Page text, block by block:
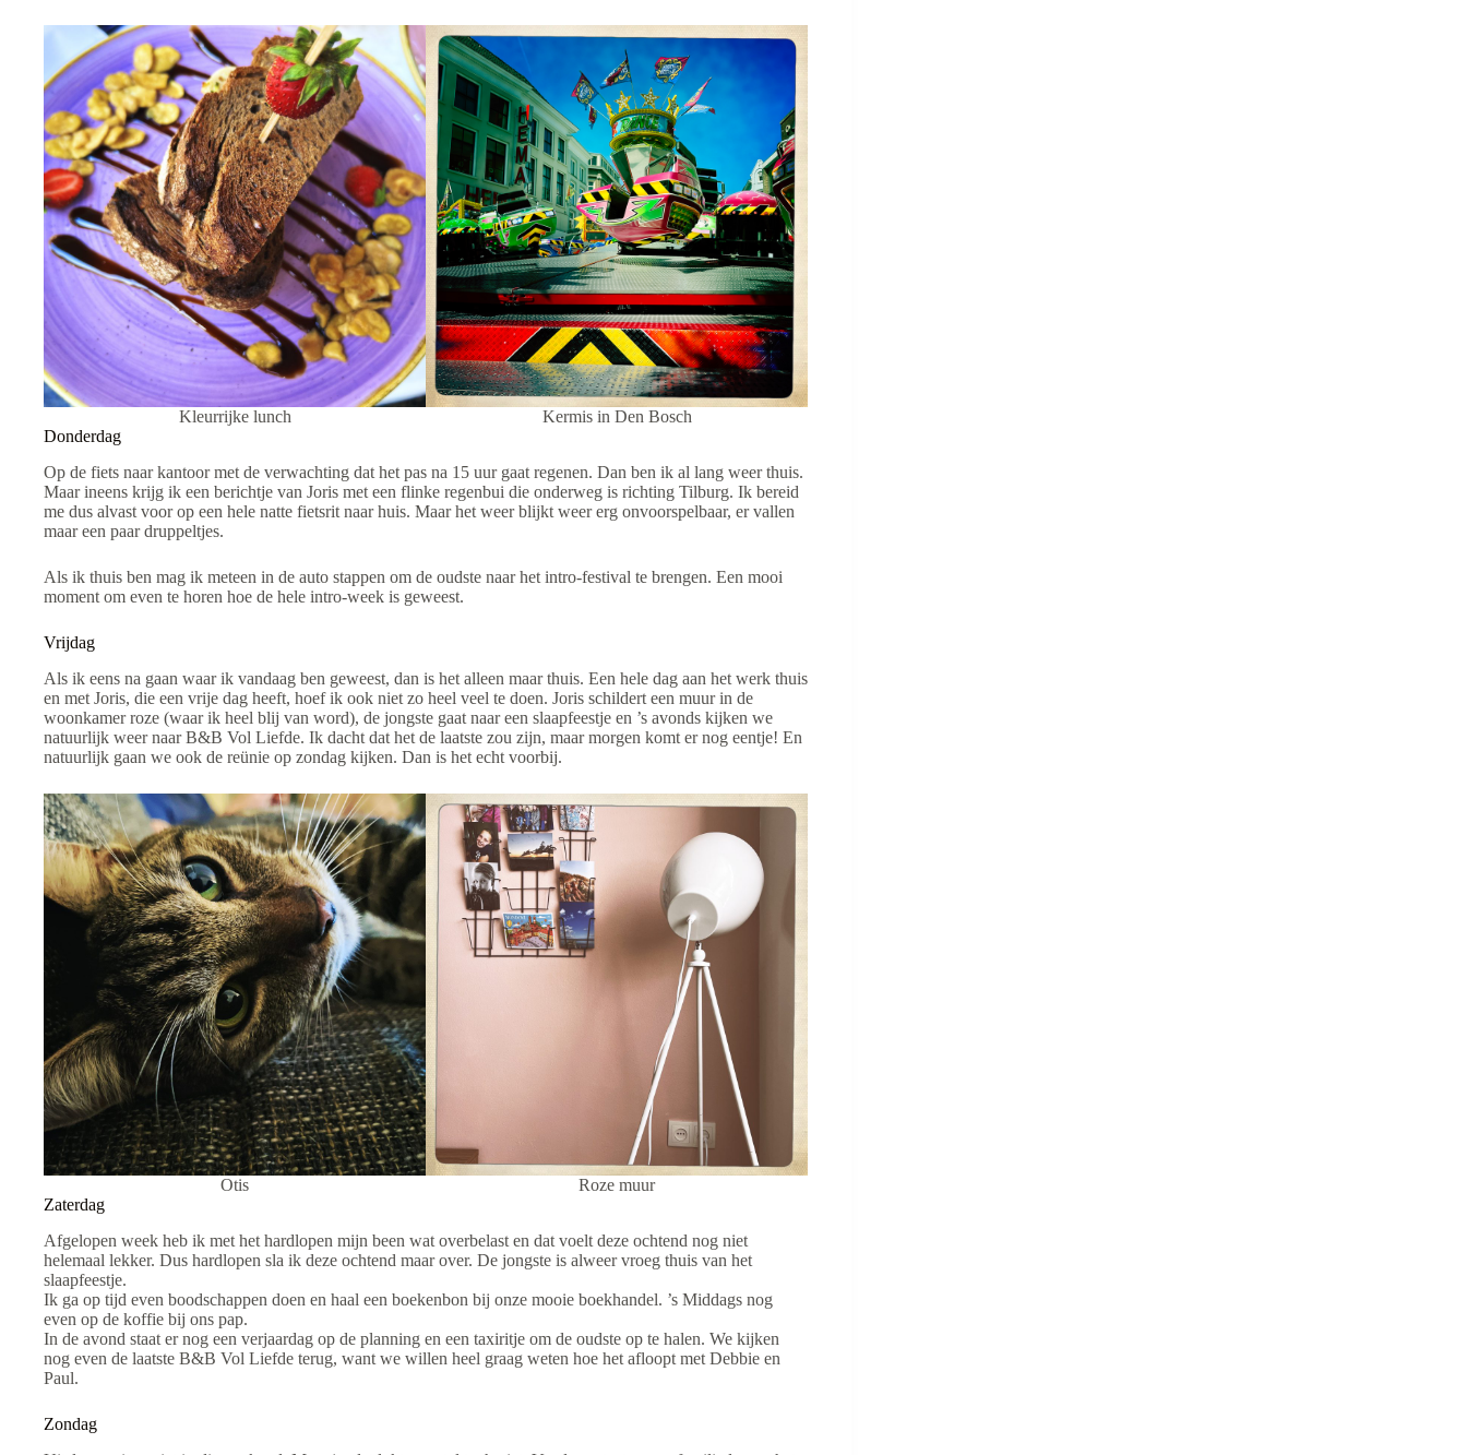
Kleurrijke lunch
Kermis in Den Bosch
Donderdag
Op de fiets naar kantoor met de verwachting dat het pas na 15 uur gaat regenen. Dan ben ik al lang weer thuis.
Maar ineens krijg ik een berichtje van Joris met een flinke regenbui die onderweg is richting Tilburg. Ik bereid
me dus alvast voor op een hele natte fietsrit naar huis. Maar het weer blijkt weer erg onvoorspelbaar, er vallen
maar een paar druppeltjes.
Als ik thuis ben mag ik meteen in de auto stappen om de oudste naar het intro-festival te brengen. Een mooi
moment om even te horen hoe de hele intro-week is geweest.
Vrijdag
Als ik eens na gaan waar ik vandaag ben geweest, dan is het alleen maar thuis. Een hele dag aan het werk thuis
en met Joris, die een vrije dag heeft, hoef ik ook niet zo heel veel te doen. Joris schildert een muur in de
woonkamer roze (waar ik heel blij van word), de jongste gaat naar een slaapfeestje en ’s avonds kijken we
natuurlijk weer naar B&B Vol Liefde. Ik dacht dat het de laatste zou zijn, maar morgen komt er nog eentje! En
natuurlijk gaan we ook de reünie op zondag kijken. Dan is het echt voorbij.
Otis
Roze muur
Zaterdag
Afgelopen week heb ik met het hardlopen mijn been wat overbelast en dat voelt deze ochtend nog niet
helemaal lekker. Dus hardlopen sla ik deze ochtend maar over. De jongste is alweer vroeg thuis van het
slaapfeestje.
Ik ga op tijd even boodschappen doen en haal een boekenbon bij onze mooie boekhandel. ’s Middags nog
even op de koffie bij ons pap.
In de avond staat er nog een verjaardag op de planning en een taxiritje om de oudste op te halen. We kijken
nog even de laatste B&B Vol Liefde terug, want we willen heel graag weten hoe het afloopt met Debbie en
Paul.
Zondag